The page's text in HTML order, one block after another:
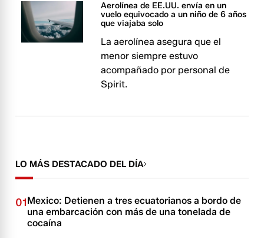
Aerolínea de EE.UU. envía en un
vuelo equivocado a un niño de 6 años
que viajaba solo
La aerolínea asegura que el
menor siempre estuvo
acompañado por personal de
Spirit.
LO MÁS DESTACADO DEL DÍA
01Mexico: Detienen a tres ecuatorianos a bordo de
una embarcación con más de una tonelada de
cocaína